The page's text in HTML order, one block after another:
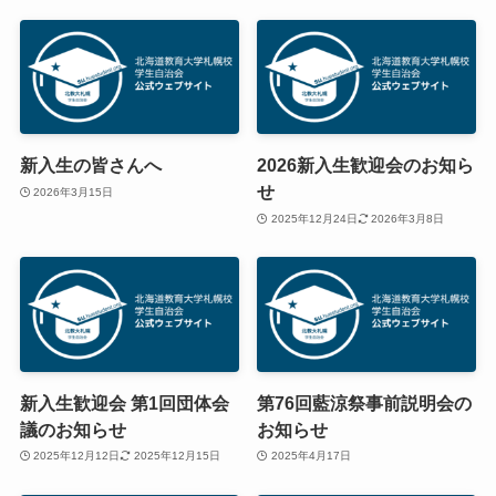
新入生の皆さんへ
2026年3月15日
2026新入生歓迎会のお知ら
せ
2025年12月24日 2026年3月8日
新入生歓迎会 第1回団体会
議のお知らせ
2025年12月12日 2025年12月15日
第76回藍涼祭事前説明会の
お知らせ
2025年4月17日